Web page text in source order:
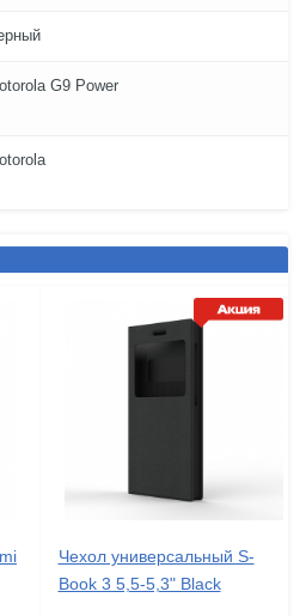
G9 Power
Чехол универсальный S-
Book 3 5,5-5,3" Black